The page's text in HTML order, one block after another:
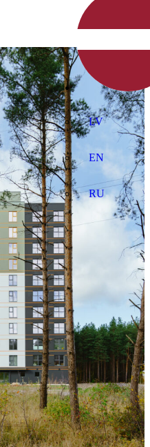
LV
EN
RU